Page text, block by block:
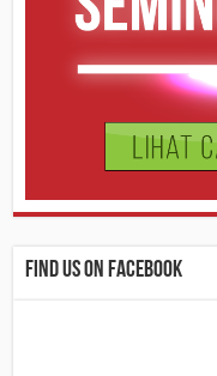
Find us on Facebook